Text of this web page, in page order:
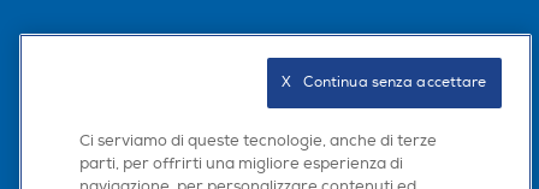
Scarica la nostra app
Ci serviamo di queste tecnologie, anche di terze
parti, per offrirti una migliore esperienza di
X   Continua senza accettare